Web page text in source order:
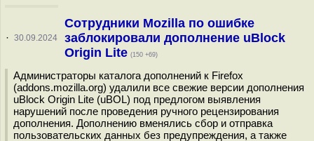
· 30.09.2024
Сотрудники Mozilla по ошибке
заблокировали дополнение uBlock
Origin Lite (150 +69)
Администраторы каталога дополнений к Firefox
(addons.mozilla.org) удалили все свежие версии дополнения
uBlock Origin Lite (uBOL) под предлогом выявления
нарушений после проведения ручного рецензирования
дополнения. Дополнению вменялись сбор и отправка
пользовательских данных без предупреждения, а также